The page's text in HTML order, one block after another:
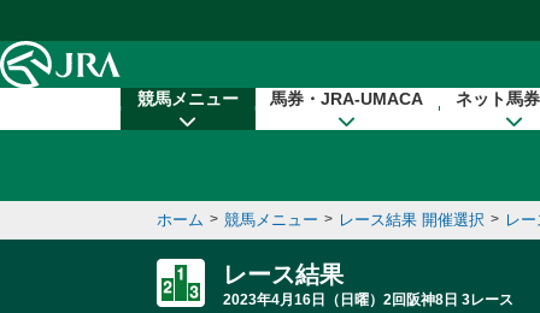
競馬メニュー 馬券・JRA-UMACA ネット馬
ホーム > 競馬メニュー > レース結果 開催選択 > レ
レース結果
2023年4月16日（日曜）2回阪神8日 3レース